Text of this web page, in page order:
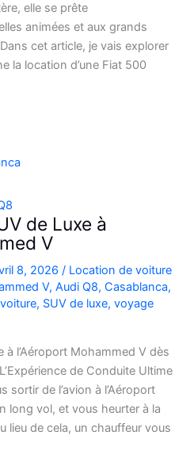
elle se prête
animées et aux grands
cet article, je vais explorer
la location d’une Fiat 500
de Luxe à
V
8, 2026 / Location de voiture
V, Audi Q8, Casablanca,
, SUV de luxe, voyage
à l’Aéroport Mohammed V dès
de Conduite Ultime
de l’avion à l’Aéroport
long vol, et vous heurter à la
lieu de cela, un chauffeur vous